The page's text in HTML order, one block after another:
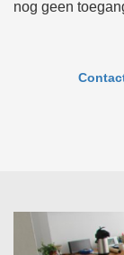
nog geen